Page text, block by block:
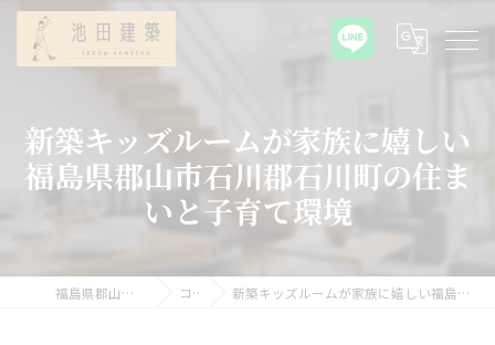
新築キッズルームが家族に嬉しい
福島県郡山市石川郡石川町の住ま
いと子育て環境
福島県郡山の新築なら池田建築 コラム 新築キッズルームが家族に嬉しい福島県郡山市石川郡石川町の住まいと子育て環境